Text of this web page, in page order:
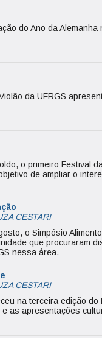
do Ano da Alemanha
da UFRGS
o primeiro Festival
de ampliar o
CESTARI
o Simpósio
que procuraram
nessa área.
CESTARI
na terceira edição
as apresentações